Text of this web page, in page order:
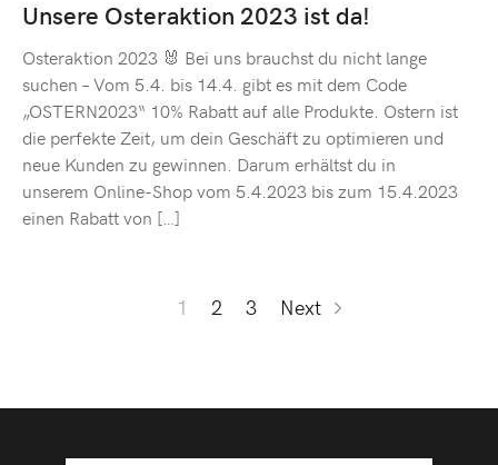
Unsere Osteraktion 2023 ist da!
Osteraktion 2023 🐰 Bei uns brauchst du nicht lange
suchen – Vom 5.4. bis 14.4. gibt es mit dem Code
„OSTERN2023“ 10% Rabatt auf alle Produkte. Ostern ist
die perfekte Zeit, um dein Geschäft zu optimieren und
neue Kunden zu gewinnen. Darum erhältst du in
unserem Online-Shop vom 5.4.2023 bis zum 15.4.2023
einen Rabatt von […]
1 2 3 Next